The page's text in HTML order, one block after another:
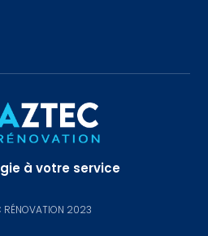
à votre service
RÉNOVATION 2023